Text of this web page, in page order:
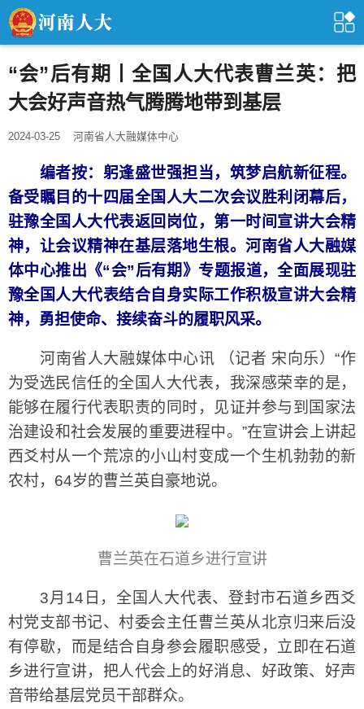
“会”后有期丨全国人大代表曹兰英：把
大会好声音热气腾腾地带到基层
2024-03-25 河南省人大融媒体中心
编者按：躬逢盛世强担当，筑梦启航新征程。
备受瞩目的十四届全国人大二次会议胜利闭幕后，
驻豫全国人大代表返回岗位，第一时间宣讲大会精
神，让会议精神在基层落地生根。河南省人大融媒
体中心推出《“会”后有期》专题报道，全面展现驻
豫全国人大代表结合自身实际工作积极宣讲大会精
神，勇担使命、接续奋斗的履职风采。
河南省人大融媒体中心讯 （记者 宋向乐）“作
为受选民信任的全国人大代表，我深感荣幸的是，
能够在履行代表职责的同时，见证并参与到国家法
治建设和社会发展的重要进程中。”在宣讲会上讲起
西爻村从一个荒凉的小山村变成一个生机勃勃的新
农村，64岁的曹兰英自豪地说。
曹兰英在石道乡进行宣讲
3月14日，全国人大代表、登封市石道乡西爻
村党支部书记、村委会主任曹兰英从北京归来后没
有停歇，而是结合自身参会履职感受，立即在石道
乡进行宣讲，把人代会上的好消息、好政策、好声
音带给基层党员干部群众。